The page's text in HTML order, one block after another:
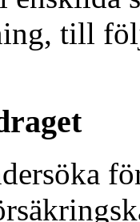
till